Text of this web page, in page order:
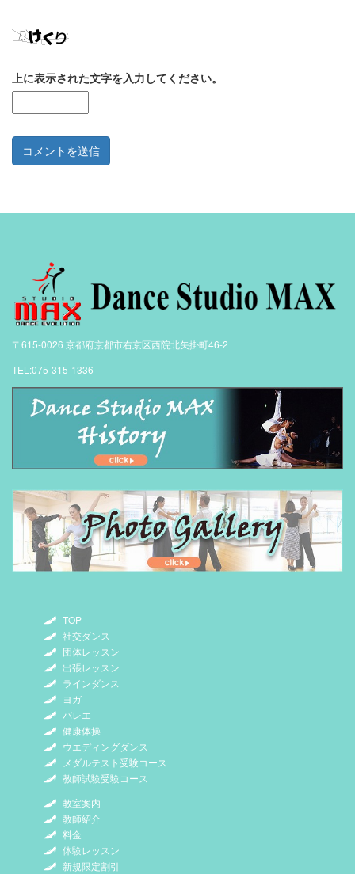
上に表示された文字を入力してください。
〒615-0026 京都府京都市右京区西院北矢掛町46-2
TEL:075-315-1336
TOP
社交ダンス
団体レッスン
出張レッスン
ラインダンス
ヨガ
バレエ
健康体操
ウエディングダンス
メダルテスト受験コース
教師試験受験コース
教室案内
教師紹介
料金
体験レッスン
新規限定割引